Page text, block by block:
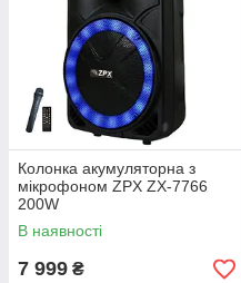
Колонка акумуляторна з
мікрофоном ZPX ZX-7766
200W
(Bluetooth/USB/FM/TWS)
В наявності
7 999 ₴